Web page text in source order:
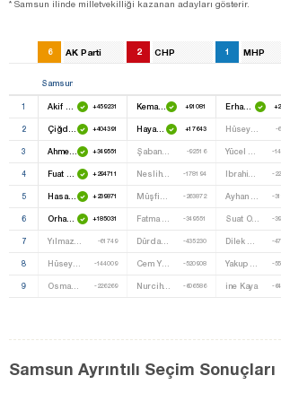
* Samsun ilinde milletvekilliği kazanan adayları gösterir.
6 AK Parti 2 CHP 1 MHP
Samsun
1 +459231 Kemal Zeybek +91081 Erhan Usta
2 +404391 Hayati Tekin +17643 Hüseyin Edis -
3 Ahmet Demircan +349551 Şaban Sevinç -92516 -
4 +294711 Neslihan Hancıoğlu -178194 -
5 Hasan Basri Kurt +239871 -263872 -
6 Orhan Kırcalı +185031 -349551 Suat Ortahisar -
7 -61749 Dürdane Kılıç -435230 -
8 Hüseyin Avni Çatal -144009 Cem Yılmaz -520908 -
9 Osman Aker -226269 Nurcihan Tomrukçu -606586 ine Kaya -
Samsun Ayrıntılı Seçim Sonuçları